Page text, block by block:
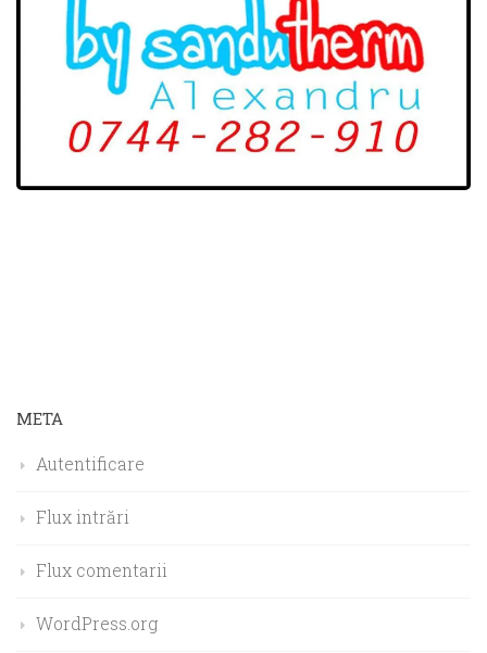
META
Autentificare
Flux intrări
Flux comentarii
WordPress.org